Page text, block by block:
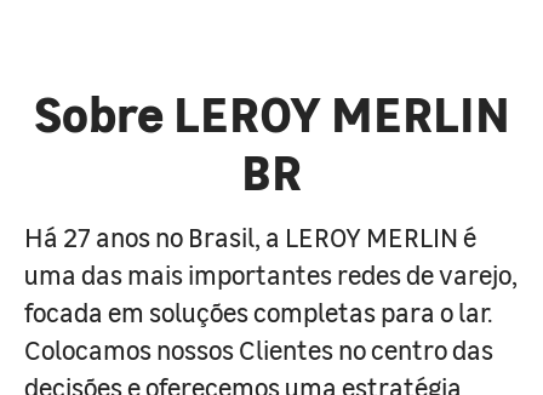
Sobre LEROY MERLIN
BR
Há 27 anos no Brasil, a LEROY MERLIN é
uma das mais importantes redes de varejo,
focada em soluções completas para o lar.
Colocamos nossos Clientes no centro das
decisões e oferecemos uma estratégia